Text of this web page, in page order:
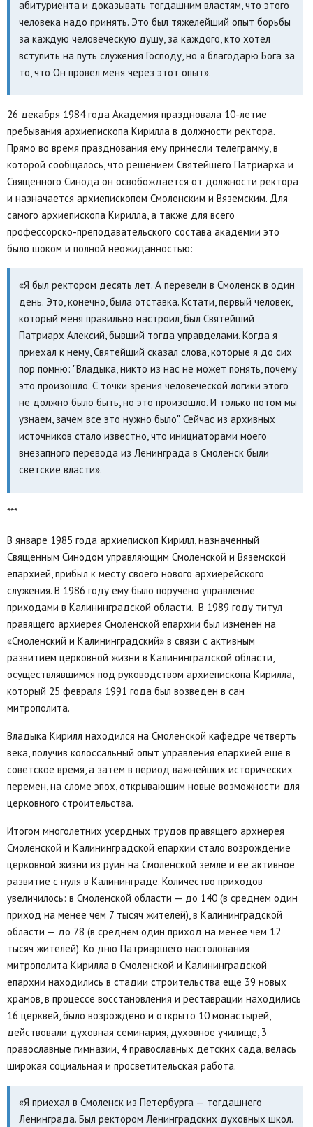
абитуриента и доказывать тогдашним властям, что этого
человека надо принять. Это был тяжелейший опыт борьбы
за каждую человеческую душу, за каждого, кто хотел
вступить на путь служения Господу, но я благодарю Бога за
то, что Он провел меня через этот опыт».
26 декабря 1984 года Академия праздновала 10-летие
пребывания архиепископа Кирилла в должности ректора.
Прямо во время празднования ему принесли телеграмму, в
которой сообщалось, что решением Святейшего Патриарха и
Священного Синода он освобождается от должности ректора
и назначается архиепископом Смоленским и Вяземским. Для
самого архиепископа Кирилла, а также для всего
профессорско-преподавательского состава академии это
было шоком и полной неожиданностью:
«Я был ректором десять лет. А перевели в Смоленск в один
день. Это, конечно, была отставка. Кстати, первый человек,
который меня правильно настроил, был Святейший
Патриарх Алексий, бывший тогда управделами. Когда я
приехал к нему, Святейший сказал слова, которые я до сих
пор помню: "Владыка, никто из нас не может понять, почему
это произошло. С точки зрения человеческой логики этого
не должно было быть, но это произошло. И только потом мы
узнаем, зачем все это нужно было". Сейчас из архивных
источников стало известно, что инициаторами моего
внезапного перевода из Ленинграда в Смоленск были
светские власти».
***
В январе 1985 года архиепископ Кирилл, назначенный
Священным Синодом управляющим Смоленской и Вяземской
епархией, прибыл к месту своего нового архиерейского
служения. В 1986 году ему было поручено управление
приходами в Калининградской области. В 1989 году титул
правящего архиерея Смоленской епархии был изменен на
«Смоленский и Калининградский» в связи с активным
развитием церковной жизни в Калининградской области,
осуществлявшимся под руководством архиепископа Кирилла,
который 25 февраля 1991 года был возведен в сан
митрополита.
Владыка Кирилл находился на Смоленской кафедре четверть
века, получив колоссальный опыт управления епархией еще в
советское время, а затем в период важнейших исторических
перемен, на сломе эпох, открывающим новые возможности для
церковного строительства.
Итогом многолетних усердных трудов правящего архиерея
Смоленской и Калининградской епархии стало возрождение
церковной жизни из руин на Смоленской земле и ее активное
развитие с нуля в Калининграде. Количество приходов
увеличилось: в Смоленской области — до 140 (в среднем один
приход на менее чем 7 тысяч жителей), в Калининградской
области — до 78 (в среднем один приход на менее чем 12
тысяч жителей). Ко дню Патриаршего настолования
митрополита Кирилла в Смоленской и Калининградской
епархии находились в стадии строительства еще 39 новых
храмов, в процессе восстановления и реставрации находились
16 церквей, было возрождено и открыто 10 монастырей,
действовали духовная семинария, духовное училище, 3
православные гимназии, 4 православных детских сада, велась
широкая социальная и просветительская работа.
«Я приехал в Смоленск из Петербурга — тогдашнего
Ленинграда. Был ректором Ленинградских духовных школ.